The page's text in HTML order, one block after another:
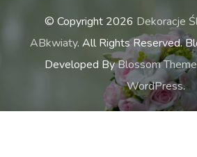
© Copyright 2026 Dekoracje
ABkwiaty. All Rights Reserved.
Developed ByBlossom
WordPress.